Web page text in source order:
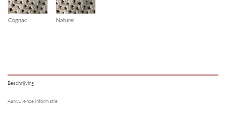
Cognac Naturel
Beschrijving
Aanvullende informatie